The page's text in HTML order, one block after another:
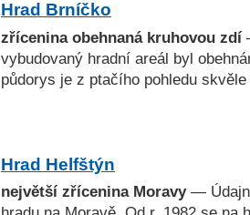
Hrad Brníčko
zřícenina obehnaná kruhovou zdí
vybudovaný hradní areál byl
půdorys je z ptačího pohledu
Hrad Helfštýn
největší zřícenina Moravy—